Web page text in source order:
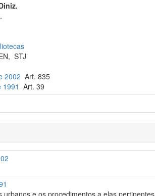
,STJ
2002 Art. 835
1991 Art. 39
e os procedimentos a elas pertinentes.